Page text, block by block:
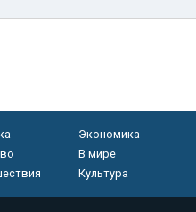
Экономика
В мире
Культура